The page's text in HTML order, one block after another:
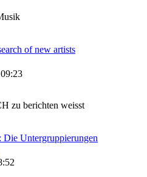
of new artists
zu berichten weisst
Die Untergruppierungen